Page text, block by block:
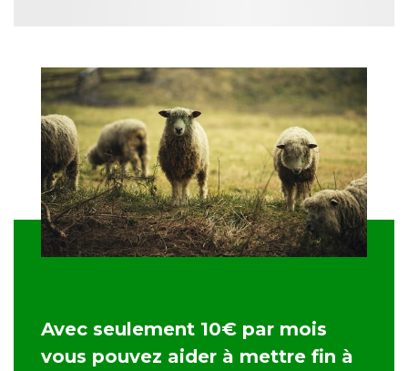
Avec seulement 10€ par mois
vous pouvez aider à mettre fin à